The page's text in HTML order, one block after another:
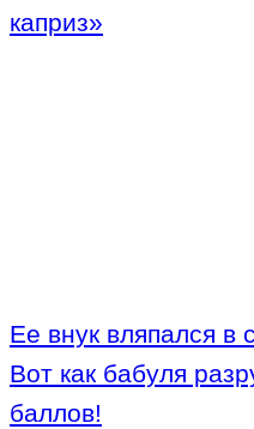
каприз»
Ее внук вляпался в
Вот как бабуля
баллов!